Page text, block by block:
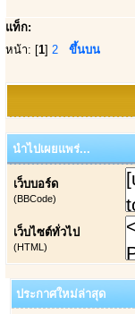
แท็ก:
หน้า: [1] 2 ขึ้นบน
นำไปเผยแพร่...
เว็บบอร์ด
(BBCode)
เว็บไซต์ทั่วไป
(HTML)
ประกาศใหม่ล่าสุด